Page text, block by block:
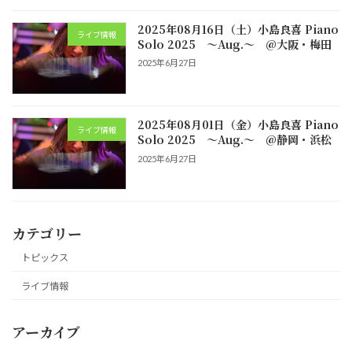
ライブ情報
2025年08月16日（土）小島良喜 Piano
Solo 2025 ～Aug.～ @大阪・梅田
2025年6月27日
ライブ情報
2025年08月01日（金）小島良喜 Piano
Solo 2025 ～Aug.～ @静岡・浜松
2025年6月27日
カテゴリー
トピックス
ライブ情報
アーカイブ